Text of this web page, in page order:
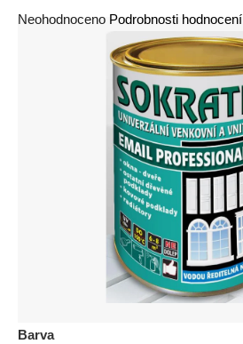
Barva
Průměrné
Neohodnoceno Podrobnosti hodnocení